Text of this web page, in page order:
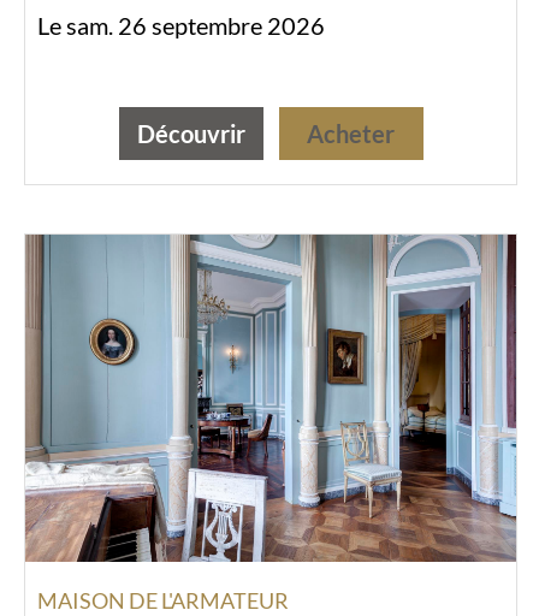
Le sam. 26 septembre 2026
Découvrir Acheter
MAISON DE L'ARMATEUR